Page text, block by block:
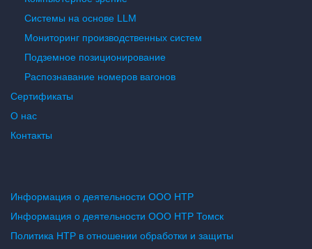
Системы на основе LLM
Мониторинг производственных систем
Подземное позиционирование
Распознавание номеров вагонов
Сертификаты
О нас
Контакты
Информация о деятельности ООО НТР
Информация о деятельности ООО НТР Томск
Политика НТР в отношении обработки и защиты